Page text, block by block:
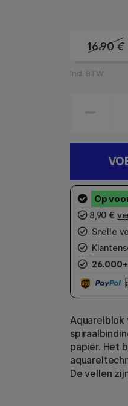
16.90 €
Incl. BTW
8,90 €
Snelle
26.000+
Aquarelblok
papier. Het
De vellen